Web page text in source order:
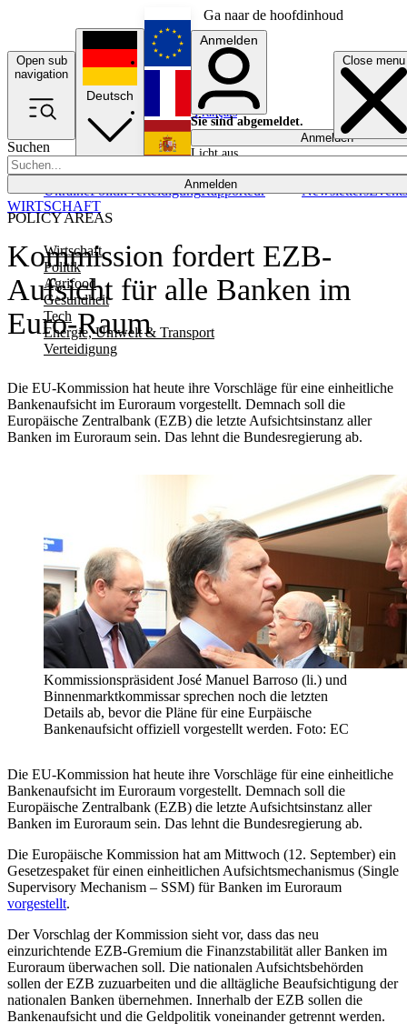
Ga naar de hoofdinhoud
Open sub
navigation
Close menu
Suchen
Anmelden
POLICY AREAS
Wirtschaft
Politik
Agrifood
Gesundheit
Tech
Energie, Umwelt & Transport
Verteidigung
UkrainePolitikVerteidigungRapporteur NewslettersEvents
Deutsch
English
Français
Anmelden
Sie sind abgemeldet.
Anmelden
Licht aus
Kommission fordert EZB-
Aufsicht für alle Banken im
Euro-Raum
Die EU-Kommission hat heute ihre Vorschläge für eine einheitliche
Bankenaufsicht im Euroraum vorgestellt. Demnach soll die
Europäische Zentralbank (EZB) die letzte Aufsichtsinstanz aller
Banken im Euroraum sein. Das lehnt die Bundesregierung ab.
WIRTSCHAFT
Kommissionspräsident José Manuel Barroso (li.) und
Binnenmarktkommissar sprechen noch die letzten
Details ab, bevor die Pläne für eine Eurpäische
Bankenaufsicht offiziell vorgestellt werden. Foto: EC
Die EU-Kommission hat heute ihre Vorschläge für eine einheitliche
Bankenaufsicht im Euroraum vorgestellt. Demnach soll die
Europäische Zentralbank (EZB) die letzte Aufsichtsinstanz aller
Banken im Euroraum sein. Das lehnt die Bundesregierung ab.
Die Europäische Kommission hat am Mittwoch (12. September) ein
Gesetzespaket für einen einheitlichen Aufsichtsmechanismus (Single
Supervisory Mechanism – SSM) für Banken im Euroraum
vorgestellt.
Der Vorschlag der Kommission sieht vor, dass das neu
einzurichtende EZB-Gremium die Finanzstabilität aller Banken im
Euroraum überwachen soll. Die nationalen Aufsichtsbehörden
sollen der EZB zuzuarbeiten und die alltägliche Beaufsichtigung der
nationalen Banken übernehmen. Innerhalb der EZB sollen die
Bankenaufsicht und die Geldpolitik voneinander getrennt werden.